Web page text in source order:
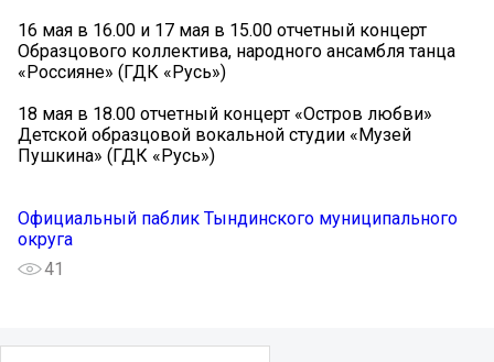
16 мая в 16.00 и 17 мая в 15.00 отчетный концерт
Образцового коллектива, народного ансамбля танца
«Россияне» (ГДК «Русь»)
18 мая в 18.00 отчетный концерт «Остров любви»
Детской образцовой вокальной студии «Музей
Пушкина» (ГДК «Русь»)
Официальный паблик Тындинского муниципального
округа
41